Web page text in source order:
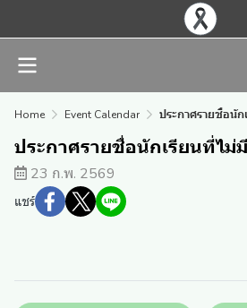
Home Event Calendar ประกาศรายชื่อนั
ประกาศรายชื่อนักเรียนที่ไม่
23 ก.พ. 2569
แชร์